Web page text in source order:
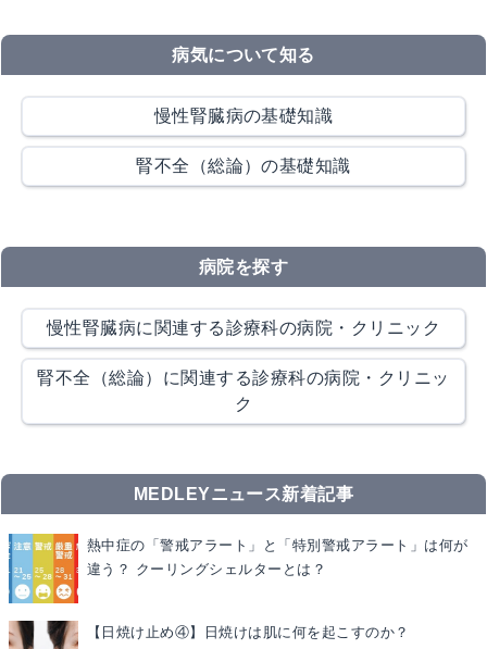
病気について知る
慢性腎臓病の基礎知識
腎不全（総論）の基礎知識
病院を探す
慢性腎臓病に関連する診療科の病院・クリニック
腎不全（総論）に関連する診療科の病院・クリニッ
ク
MEDLEYニュース新着記事
熱中症の「警戒アラート」と「特別警戒アラート」は何が
違う？ クーリングシェルターとは？
【日焼け止め④】日焼けは肌に何を起こすのか？